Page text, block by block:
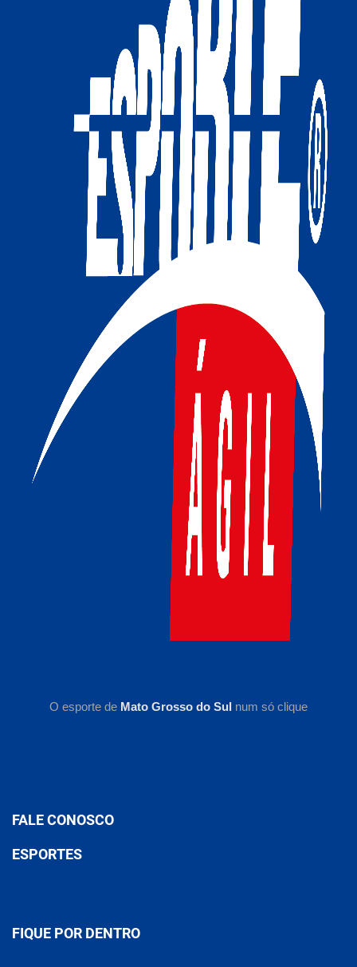
O esporte de Mato Grosso do Sul num só clique
FALE CONOSCO
ESPORTES
FIQUE POR DENTRO